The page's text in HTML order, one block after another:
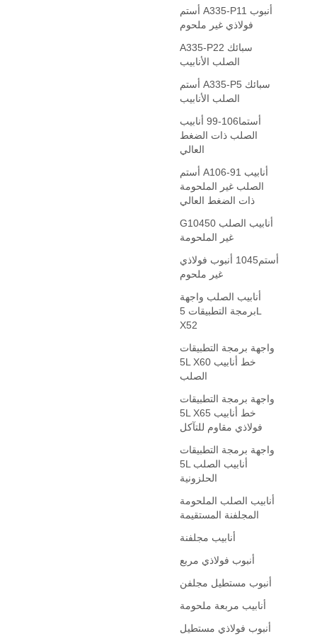
أستم A335-P11 أنبوب
فولاذي غير ملحوم
A335-P22 سبائك
الصلب الأنابيب
أستم A335-P5 سبائك
الصلب الأنابيب
أستما106-99 أنابيب
الصلب ذات الضغط
العالي
أستم A106-91 أنابيب
الصلب غير الملحومة
ذات الضغط العالي
G10450 أنابيب الصلب
غير الملحومة
أستم1045 أنبوب فولاذي
غير ملحوم
أنابيب الصلب واجهة
برمجة التطبيقات 5L
X52
واجهة برمجة التطبيقات
5L X60 خط أنابيب
الصلب
واجهة برمجة التطبيقات
5L X65 خط أنابيب
فولاذي مقاوم للتآكل
واجهة برمجة التطبيقات
5L أنابيب الصلب
الحلزونية
أنابيب الصلب الملحومة
المجلفنة المستقيمة
أنابيب مجلفنة
أنبوب فولاذي مربع
أنبوب مستطيل مجلفن
أنابيب مربعة ملحومة
أنبوب فولاذي مستطيل